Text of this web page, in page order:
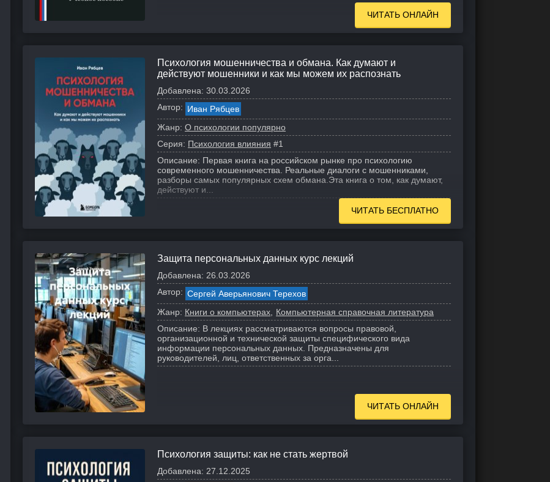
ЧИТАТЬ ОНЛАЙН
Психология мошенничества и обмана. Как думают и
действуют мошенники и как мы можем их распознать
Добавлена: 30.03.2026
Автор: Иван Рябцев
Жанр: О психологии популярно
Серия: Психология влияния #1
Описание: Первая книга на российском рынке про психологию
современного мошенничества. Реальные диалоги с мошенниками,
разборы самых популярных схем обмана. Эта книга о том, как думают,
действуют и...
ЧИТАТЬ БЕСПЛАТНО
Защита персональных данных курс лекций
Добавлена: 26.03.2026
Автор: Сергей Аверьянович Терехов
Жанр: Книги о компьютерах
Компьютерная справочная литература
Описание: В лекциях рассматриваются вопросы правовой,
организационной и технической защиты специфического вида
информации персональных данных. Предназначены для
руководителей, лиц, ответственных за орга...
ЧИТАТЬ ОНЛАЙН
Психология защиты: как не стать жертвой
Добавлена: 27.12.2025